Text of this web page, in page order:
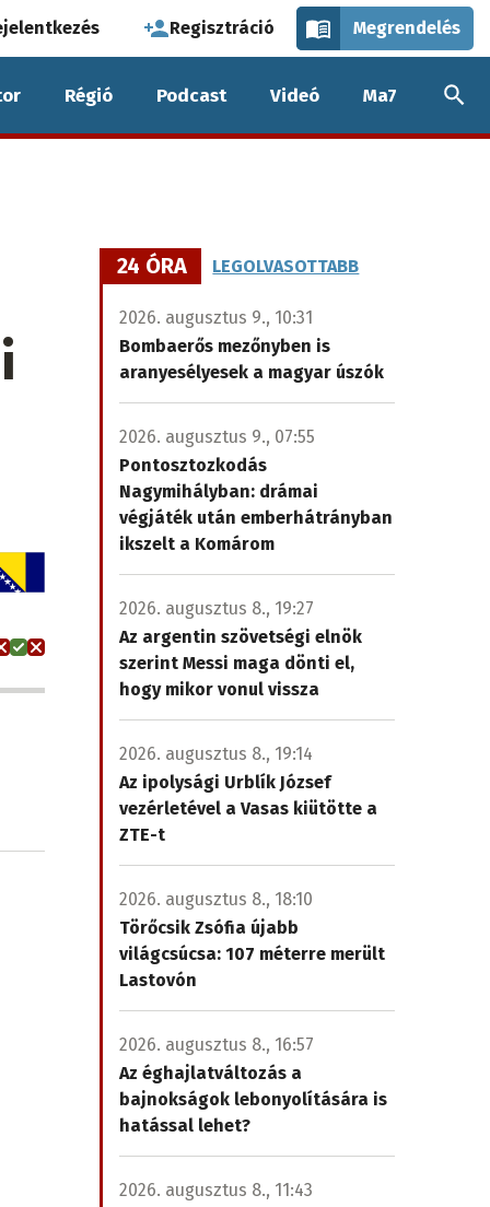
Regisztráció Megrendelés
Régió Podcast Videó Ma7
24 ÓRA LEGOLVASOTTABB
2026. augusztus 9., 10:31
Bombaerős mezőnyben is
aranyesélyesek a magyar úszók
2026. augusztus 9., 07:55
Pontosztozkodás
Nagymihályban: drámai
végjáték után emberhátrányban
ikszelt a Komárom
2026. augusztus 8., 19:27
Az argentin szövetségi elnök
szerint Messi maga dönti el,
hogy mikor vonul vissza
2026. augusztus 8., 19:14
Az ipolysági Urblík József
vezérletével a Vasas kiütötte a
ZTE-t
2026. augusztus 8., 18:10
Törőcsik Zsófia újabb
világcsúcsa: 107 méterre merült
Lastovón
2026. augusztus 8., 16:57
Az éghajlatváltozás a
bajnokságok lebonyolítására is
hatással lehet?
2026. augusztus 8., 11:43